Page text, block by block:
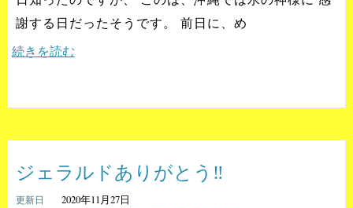
謝する日だったそうです。 前日に、め
続きを読む
ジェラルドありがとう‼️
2020年11月27日